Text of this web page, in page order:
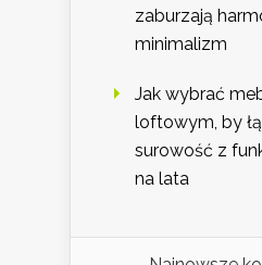
zaburzają
minimalizm
Jak wybrać
loftowym, by
surowość z
na lata